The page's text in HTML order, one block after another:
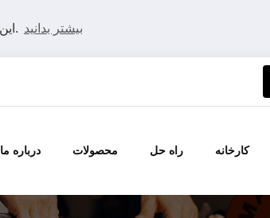
این وب‌سایت از کوکی‌ها استفاده می‌کند تا بهترین تجربه را در وب‌سایت ما داشته باشید. بیشتر بدانید
درباره ما محصولات راه حل کارخانه